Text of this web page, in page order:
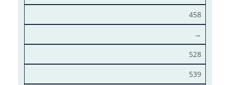
458
→
528
539